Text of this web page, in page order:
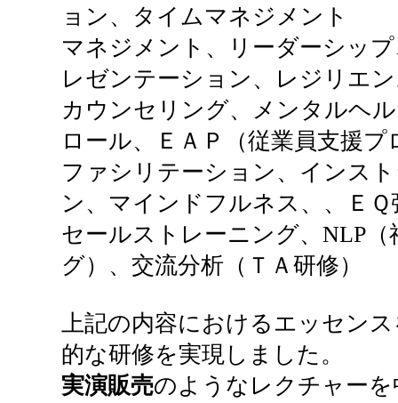
ョン、タイムマネジメント
マネジメント、リーダーシッ
レゼンテーション、レジリエ
カウンセリング、メンタルヘ
ロール、ＥＡＰ（従業員支援プ
ファシリテーション、インス
ン、マインドフルネス、、ＥＱ
セールストレーニング、NLP
グ）、交流分析（ＴＡ研修）
上記の内容におけるエッセン
的な研修を実現しました。
実演販売のようなレクチャー